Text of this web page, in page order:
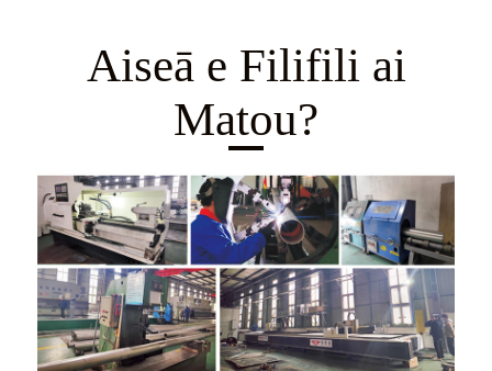
Aiseā e Filifili ai
Matou?